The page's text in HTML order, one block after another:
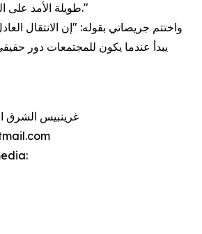
طويلة الأمد على الصمود وعدالة لشعوبها."
واختتم جريصاتي بقوله: "إن الانتقال
يبدأ عندما يكون للمجتمعات دور
غرينبيس الشرق